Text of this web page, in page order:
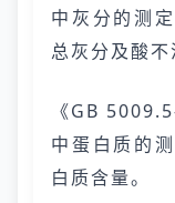
中灰分的测
总灰分及酸不
《GB
中蛋白质的
白质含量。